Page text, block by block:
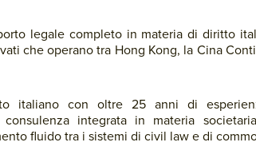
legale completo in materia di diritto
che operano tra Hong Kong, la Cina
italiano con oltre 25 anni di
integrata in materia
fluido tra i sistemi di civil law e di